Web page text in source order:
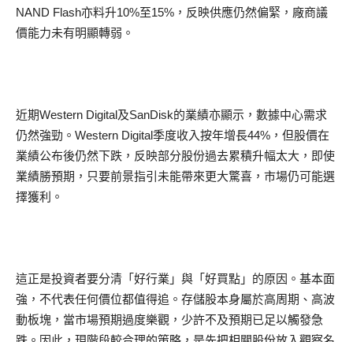
NAND Flash亦料升10%至15%，反映供應仍然偏緊，廠商議
價能力未有明顯轉弱。
近期Western Digital及SanDisk的業績亦顯示，數據中心需求
仍然強勁。Western Digital季度收入按年增長44%，但股價在
業績公布後仍然下跌，反映部分股份過去累積升幅太大，即使
業績勝預期，只要前景指引未能帶來更大驚喜，市場仍可能選
擇獲利。
這正是投資者要分清「好行業」與「好買點」的原因。基本面
強，不代表任何價位都值得追。存儲股本身屬於高周期、高波
動板塊，當市場預期過度樂觀，少許不及預期已足以觸發急